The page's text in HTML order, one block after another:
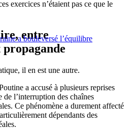
exercices n’étaient pas ce que le
a bouleversé l’équilibre
entre
il en est une autre.
a accusé à plusieurs reprises
de l’interruption des chaînes
Ce phénomène a durement affecté
dépendants des